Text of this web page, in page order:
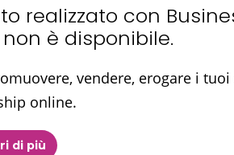
realizzato con
è disponibile.
vendere, erogare i tuoi
online.
di più